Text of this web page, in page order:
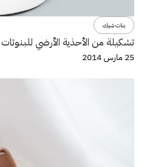
بنات شيك
تشكيلة من الأحذية الأرضي
25 مارس 2014